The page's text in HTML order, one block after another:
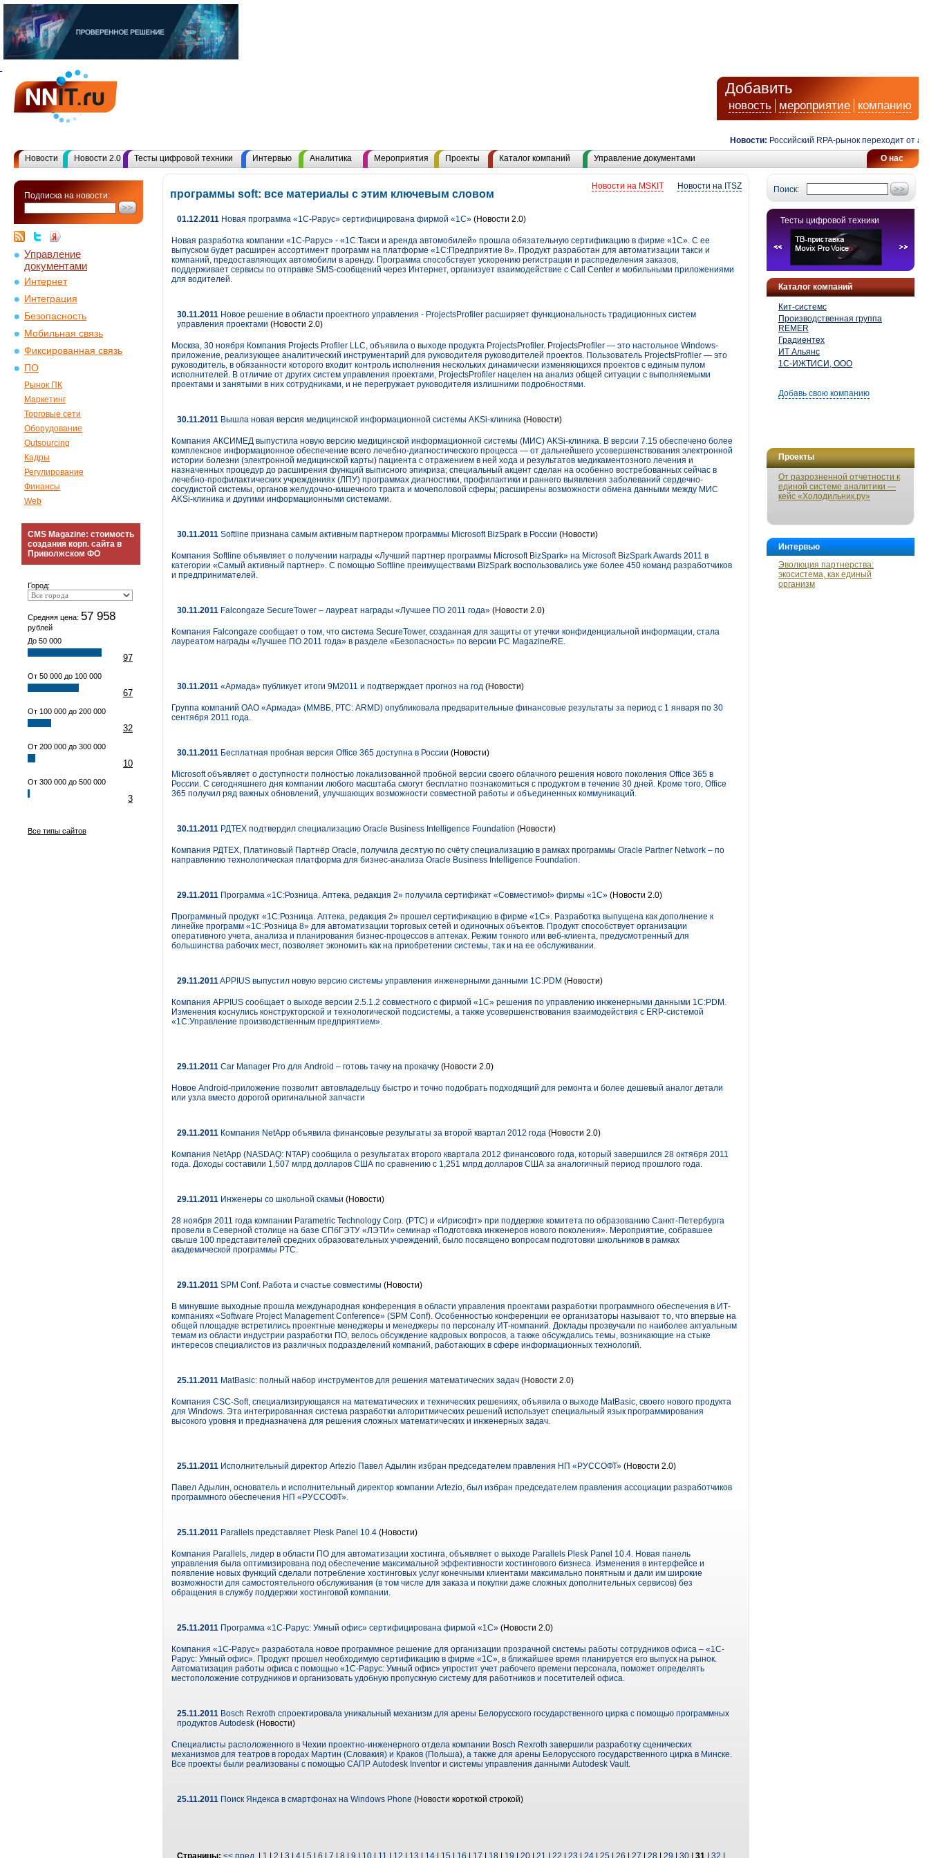
Добавить
новость мероприятие компанию
Новости: Российский RPA-рынок переходит от
О нас
Новости Новости 2.0 Тесты цифровой техники Интервью Аналитика Мероприятия Проекты Каталог компаний Управление документами
Подписка на новости:
Управление
документами
Интернет
Интеграция
Безопасность
Мобильная связь
Фиксированная связь
ПО
Рынок ПК
Маркетинг
Торговые сети
Оборудование
Outsourcing
Кадры
Регулирование
Финансы
Web
CMS Magazine: стоимость
создания корп. сайта в
Приволжском ФО
Город:
Средняя цена: 57 958
рублей
До 50 000
97
От 50 000 до 100 000
67
От 100 000 до 200 000
32
От 200 000 до 300 000
10
От 300 000 до 500 000
3
Все типы сайтов
Поиск:
Тесты цифровой техники
Каталог компаний
Кит-системс
Производственная группа
REMER
Градиентех
ИТ Альянс
1С-ИЖТИСИ, ООО
Добавь свою компанию
Проекты
От разрозненной отчетности к
единой системе аналитики —
кейс «Холодильник.ру»
Интервью
Эволюция партнерства:
экосистема, как единый
организм
Новости на ITSZ
Новости на MSKIT
программы soft: все материалы с этим ключевым словом
01.12.2011 Новая программа «1С-Рарус» сертифицирована фирмой «1С» (Новости 2.0)
Новая разработка компании «1С-Рарус» - «1С:Такси и аренда автомобилей» прошла обязательную сертификацию в фирме «1С». С ее
выпуском будет расширен ассортимент программ на платформе «1С:Предприятие 8». Продукт разработан для автоматизации такси и
компаний, предоставляющих автомобили в аренду. Программа способствует ускорению регистрации и распределения заказов,
поддерживает сервисы по отправке SMS-сообщений через Интернет, организует взаимодействие с Call Center и мобильными приложениями
для водителей.
30.11.2011 Новое решение в области проектного управления - ProjectsProfiler расширяет функциональность традиционных систем
управления проектами (Новости 2.0)
Москва, 30 ноября Компания Projects Profiler LLC, объявила о выходе продукта ProjectsProfiler. ProjectsProfiler — это настольное Windows-
приложение, реализующее аналитический инструментарий для руководителя руководителей проектов. Пользователь ProjectsProfiler — это
руководитель, в обязанности которого входит контроль исполнения нескольких динамически изменяющихся проектов с единым пулом
исполнителей. В отличие от других систем управления проектами, ProjectsProfiler нацелен на анализ общей ситуации с выполняемыми
проектами и занятыми в них сотрудниками, и не перегружает руководителя излишними подробностями.
30.11.2011 Вышла новая версия медицинской информационной системы AKSi-клиника (Новости)
Компания АКСИМЕД выпустила новую версию медицинской информационной системы (МИС) AKSi-клиника. В версии 7.15 обеспечено более
комплексное информационное обеспечение всего лечебно-диагностического процесса — от дальнейшего усовершенствования электронной
истории болезни (электронной медицинской карты) пациента с отражением в ней хода и результатов медикаментозного лечения и
назначенных процедур до расширения функций выписного эпикриза; специальный акцент сделан на особенно востребованных сейчас в
лечебно-профилактических учреждениях (ЛПУ) программах диагностики, профилактики и раннего выявления заболеваний сердечно-
сосудистой системы, органов желудочно-кишечного тракта и мочеполовой сферы; расширены возможности обмена данными между МИС
AKSi-клиника и другими информационными системами.
30.11.2011 Softline признана самым активным партнером программы Microsoft BizSpark в России (Новости)
Компания Softline объявляет о получении награды «Лучший партнер программы Microsoft BizSpark» на Microsoft BizSpark Awards 2011 в
категории «Самый активный партнер». С помощью Softline преимуществами BizSpark воспользовались уже более 450 команд разработчиков
и предпринимателей.
30.11.2011 Falcongaze SecureTower – лауреат награды «Лучшее ПО 2011 года» (Новости 2.0)
Компания Falcongaze сообщает о том, что система SecureTower, созданная для защиты от утечки конфиденциальной информации, стала
лауреатом награды «Лучшее ПО 2011 года» в разделе «Безопасность» по версии PC Magazine/RE.
30.11.2011 «Армада» публикует итоги 9М2011 и подтверждает прогноз на год (Новости)
Группа компаний ОАО «Армада» (ММВБ, РТС: ARMD) опубликовала предварительные финансовые результаты за период с 1 января по 30
сентября 2011 года.
30.11.2011 Бесплатная пробная версия Office 365 доступна в России (Новости)
Microsoft объявляет о доступности полностью локализованной пробной версии своего облачного решения нового поколения Office 365 в
России. С сегодняшнего дня компании любого масштаба смогут бесплатно познакомиться с продуктом в течение 30 дней. Кроме того, Office
365 получил ряд важных обновлений, улучшающих возможности совместной работы и объединенных коммуникаций.
30.11.2011 РДТЕХ подтвердил специализацию Oracle Business Intelligence Foundation (Новости)
Компания РДТЕХ, Платиновый Партнёр Oracle, получила десятую по счёту специализацию в рамках программы Oracle Partner Network – по
направлению технологическая платформа для бизнес-анализа Oracle Business Intelligence Foundation.
29.11.2011 Программа «1С:Розница. Аптека, редакция 2» получила сертификат «Совместимо!» фирмы «1С» (Новости 2.0)
Программный продукт «1С:Розница. Аптека, редакция 2» прошел сертификацию в фирме «1С». Разработка выпущена как дополнение к
линейке программ «1С:Розница 8» для автоматизации торговых сетей и одиночных объектов. Продукт способствует организации
оперативного учета, анализа и планирования бизнес-процессов в аптеках. Режим тонкого или веб-клиента, предусмотренный для
большинства рабочих мест, позволяет экономить как на приобретении системы, так и на ее обслуживании.
29.11.2011APPIUS выпустил новую версию системы управления инженерными данными 1C:PDM (Новости)
Компания APPIUS сообщает о выходе версии 2.5.1.2 совместного с фирмой «1С» решения по управлению инженерными данными 1C:PDM.
Изменения коснулись конструкторской и технологической подсистемы, а также усовершенствования взаимодействия с ERP-системой
«1С:Управление производственным предприятием».
29.11.2011 Car Manager Pro для Android – готовь тачку на прокачку (Новости 2.0)
Новое Android-приложение позволит автовладельцу быстро и точно подобрать подходящий для ремонта и более дешевый аналог детали
или узла вместо дорогой оригинальной запчасти
29.11.2011 Компания NetApp объявила финансовые результаты за второй квартал 2012 года (Новости 2.0)
Компания NetApp (NASDAQ: NTAP) сообщила о результатах второго квартала 2012 финансового года, который завершился 28 октября 2011
года. Доходы составили 1,507 млрд долларов США по сравнению с 1,251 млрд долларов США за аналогичный период прошлого года.
29.11.2011 Инженеры со школьной скамьи (Новости)
28 ноября 2011 года компании Parametric Technology Corp. (PTC) и «Ирисофт» при поддержке комитета по образованию Санкт-Петербурга
провели в Северной столице на базе СПбГЭТУ «ЛЭТИ» семинар «Подготовка инженеров нового поколения». Мероприятие, собравшее
свыше 100 представителей средних образовательных учреждений, было посвящено вопросам подготовки школьников в рамках
академической программы PTC.
29.11.2011 SPM Conf. Работа и счастье совместимы (Новости)
В минувшие выходные прошла международная конференция в области управления проектами разработки программного обеспечения в ИТ-
компаниях «Software Project Management Conference» (SPM Conf). Особенностью конференции ее организаторы называют то, что впервые на
общей площадке встретились проектные менеджеры и менеджеры по персоналу ИТ-компаний. Доклады прозвучали по наиболее актуальным
темам из области индустрии разработки ПО, велось обсуждение кадровых вопросов, а также обсуждались темы, возникающие на стыке
интересов специалистов из различных подразделений компаний, работающих в сфере информационных технологий.
25.11.2011 MatBasic: полный набор инструментов для решения математических задач (Новости 2.0)
Компания CSC-Soft, специализирующаяся на математических и технических решениях, объявила о выходе MatBasic, своего нового продукта
для Windows. Эта интегрированная система разработки алгоритмических решений использует специальный язык программирования
высокого уровня и предназначена для решения сложных математических и инженерных задач.
25.11.2011 Исполнительный директор Artezio Павел Адылин избран председателем правления НП «РУССОФТ» (Новости 2.0)
Павел Адылин, основатель и исполнительный директор компании Artezio, был избран председателем правления ассоциации разработчиков
программного обеспечения НП «РУССОФТ».
25.11.2011 Parallels представляет Plesk Panel 10.4 (Новости)
Компания Parallels, лидер в области ПО для автоматизации хостинга, объявляет о выходе Parallels Plesk Panel 10.4. Новая панель
управления была оптимизирована под обеспечение максимальной эффективности хостингового бизнеса. Изменения в интерфейсе и
появление новых функций сделали потребление хостинговых услуг конечными клиентами максимально понятным и дали им широкие
возможности для самостоятельного обслуживания (в том числе для заказа и покупки даже сложных дополнительных сервисов) без
обращения в службу поддержки хостинговой компании.
25.11.2011 Программа «1С-Рарус: Умный офис» сертифицирована фирмой «1С» (Новости 2.0)
Компания «1С-Рарус» разработала новое программное решение для организации прозрачной системы работы сотрудников офиса – «1С-
Рарус: Умный офис». Продукт прошел необходимую сертификацию в фирме «1С», в ближайшее время планируется его выпуск на рынок.
Автоматизация работы офиса с помощью «1С-Рарус: Умный офис» упростит учет рабочего времени персонала, поможет определять
местоположение сотрудников и организовать удобную пропускную систему для работников и посетителей офиса.
25.11.2011 Bosch Rexroth спроектировала уникальный механизм для арены Белорусского государственного цирка с помощью программных
продуктов Autodesk (Новости)
Специалисты расположенного в Чехии проектно-инженерного отдела компании Bosch Rexroth завершили разработку сценических
механизмов для театров в городах Мартин (Словакия) и Краков (Польша), а также для арены Белорусского государственного цирка в Минске.
Все проекты были реализованы с помощью САПР Autodesk Inventor и системы управления данными Autodesk Vault.
25.11.2011 Поиск Яндекса в смартфонах на Windows Phone (Новости короткой строкой)
Страницы: << пред. 1 2 3 4 5 6 7 8 9 10 11 12 13 14 15 16 17 18 19 20 21 22 23 24 25 26 27 28 29 30 31 32